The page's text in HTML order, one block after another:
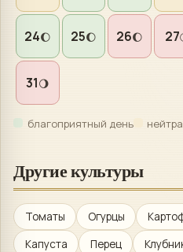
24🌔 25🌔 26🌔 27
31🌖
благоприятный день
Другие культуры
Томаты Огурцы
Капуста
Перец